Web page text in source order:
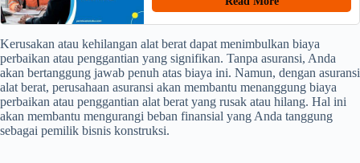
Kerusakan atau kehilangan alat berat dapat menimbulkan biaya
perbaikan atau penggantian yang signifikan. Tanpa asuransi, Anda
akan bertanggung jawab penuh atas biaya ini. Namun, dengan asuransi
alat berat, perusahaan asuransi akan membantu menanggung biaya
perbaikan atau penggantian alat berat yang rusak atau hilang. Hal ini
akan membantu mengurangi beban finansial yang Anda tanggung
sebagai pemilik bisnis konstruksi.